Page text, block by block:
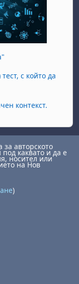
с който да
контекст.
авторското
каквато и да е
носител или
на Нов
)